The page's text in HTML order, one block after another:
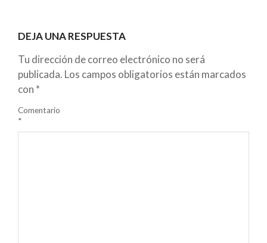
DEJA UNA RESPUESTA
Tu dirección de correo electrónico no será
publicada. Los campos obligatorios están marcados
con *
Comentario
*